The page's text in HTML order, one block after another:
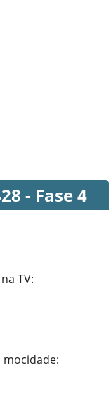
- Fase 4
TV:
mocidade: